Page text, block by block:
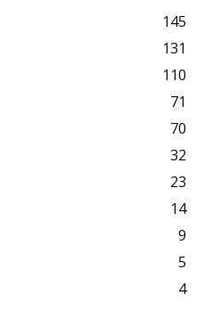
145
131
110
71
70
32
23
14
9
5
4